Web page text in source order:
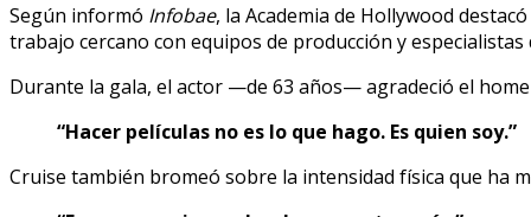
Según informó Infobae, la Academia de Hollywood
trabajo cercano con equipos de producción y
Durante la gala, el actor —de 63 años— agradeció el
“Hacer películas no es lo que hago. Es quien soy.”
Cruise también bromeó sobre la intensidad física que ha